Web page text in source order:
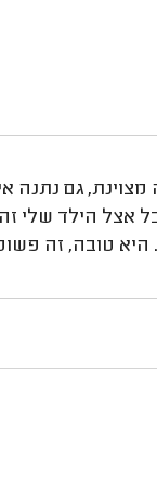
גם נתנה
אצל הילד שלי
טובה, זה